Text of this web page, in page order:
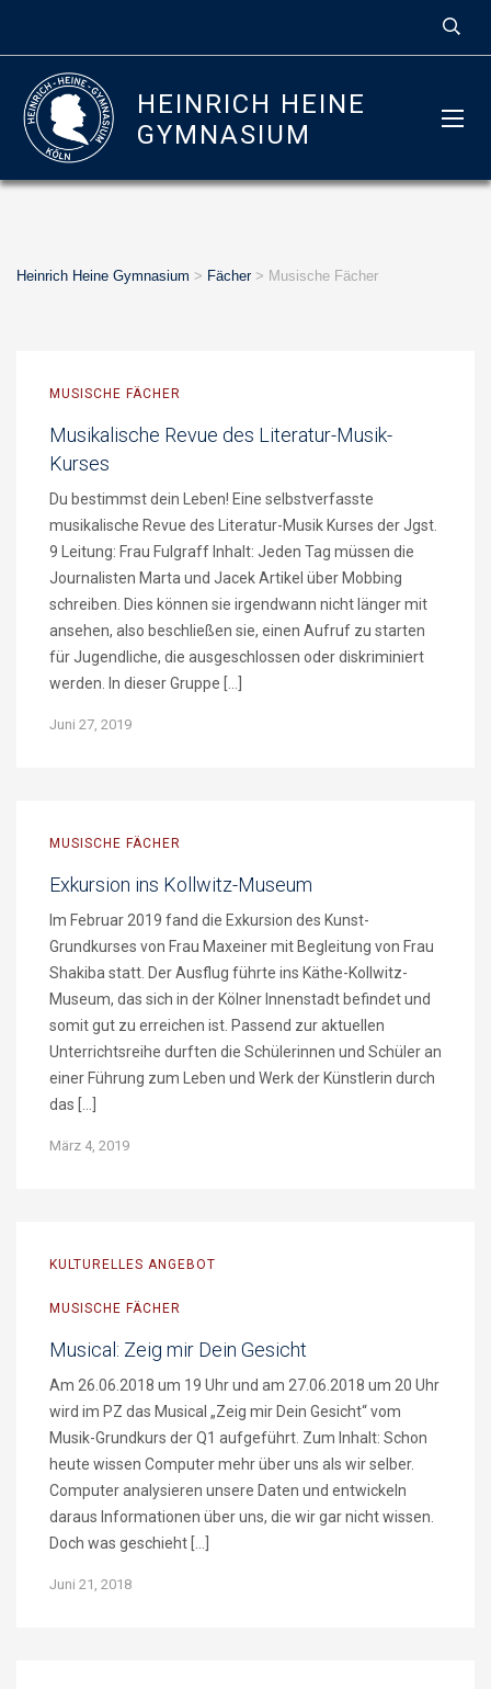
HEINRICH HEINE
GYMNASIUM
Heinrich Heine Gymnasium > Fächer> Musische Fächer
MUSISCHE FÄCHER
Musikalische Revue des Literatur-Musik-
Kurses
Du bestimmst dein Leben! Eine selbstverfasste
musikalische Revue des Literatur-Musik Kurses der Jgst.
9 Leitung: Frau Fulgraff Inhalt: Jeden Tag müssen die
Journalisten Marta und Jacek Artikel über Mobbing
schreiben. Dies können sie irgendwann nicht länger mit
ansehen, also beschließen sie, einen Aufruf zu starten
für Jugendliche, die ausgeschlossen oder diskriminiert
werden. In dieser Gruppe […]
Juni 27, 2019
MUSISCHE FÄCHER
Exkursion ins Kollwitz-Museum
Im Februar 2019 fand die Exkursion des Kunst-
Grundkurses von Frau Maxeiner mit Begleitung von Frau
Shakiba statt. Der Ausflug führte ins Käthe-Kollwitz-
Museum, das sich in der Kölner Innenstadt befindet und
somit gut zu erreichen ist. Passend zur aktuellen
Unterrichtsreihe durften die Schülerinnen und Schüler an
einer Führung zum Leben und Werk der Künstlerin durch
das […]
März 4, 2019
KULTURELLES ANGEBOT
MUSISCHE FÄCHER
Musical: Zeig mir Dein Gesicht
Am 26.06.2018 um 19 Uhr und am 27.06.2018 um 20 Uhr
wird im PZ das Musical „Zeig mir Dein Gesicht“ vom
Musik-Grundkurs der Q1 aufgeführt. Zum Inhalt: Schon
heute wissen Computer mehr über uns als wir selber.
Computer analysieren unsere Daten und entwickeln
daraus Informationen über uns, die wir gar nicht wissen.
Doch was geschieht […]
Juni 21, 2018